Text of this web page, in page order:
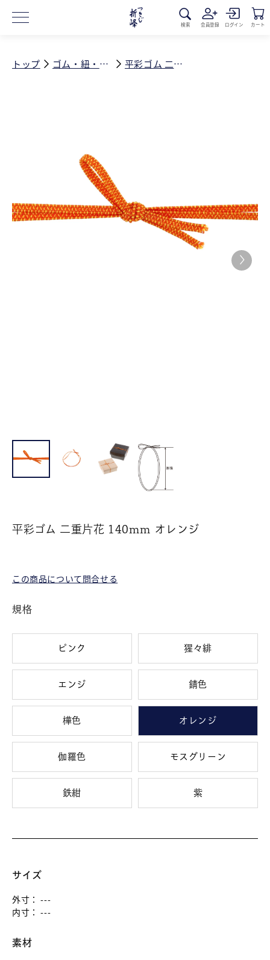
ンツに
進む
検索 会員登録 ログイン カート
トップ ゴム・紐・水引 平彩ゴム 二重片花 140mm オレンジ
平彩ゴム 二重片花 140mm オレンジ
この商品について問合せる
規格
ピンク 猩々緋
エンジ 錆色
樺色 オレンジ
伽羅色 モスグリーン
鉄紺 紫
サイズ
外寸： ---
内寸： ---
素材